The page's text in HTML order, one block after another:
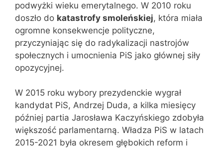
podwyżki wieku emerytalnego. W 2010 roku
doszło do katastrofy smoleńskiej, która miała
ogromne konsekwencje polityczne,
przyczyniając się do radykalizacji nastrojów
społecznych i umocnienia PiS jako głównej siły
opozycyjnej.
W 2015 roku wybory prezydenckie wygrał
kandydat PiS, Andrzej Duda, a kilka miesięcy
później partia Jarosława Kaczyńskiego zdobyła
większość parlamentarną. Władza PiS w latach
2015-2021 była okresem głębokich reform i